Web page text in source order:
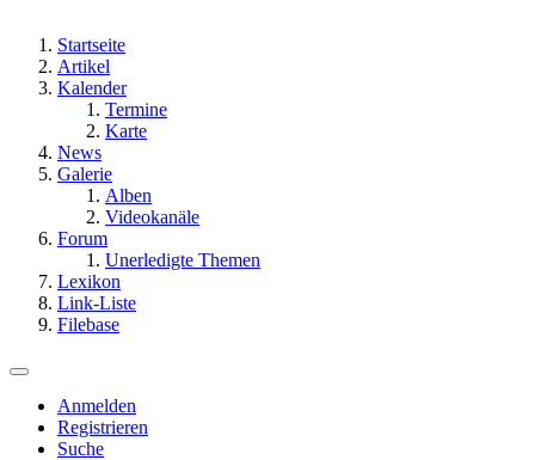
Startseite
Artikel
Kalender
Termine
Karte
News
Galerie
Alben
Videokanäle
Forum
Unerledigte Themen
Lexikon
Link-Liste
Filebase
Anmelden
Registrieren
Suche